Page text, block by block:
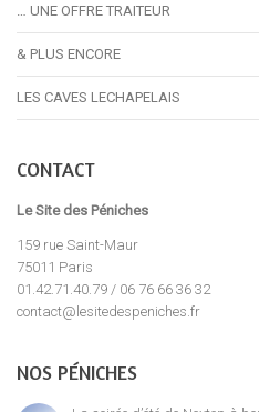
… UNE OFFRE TRAITEUR
& PLUS ENCORE
LES CAVES LECHAPELAIS
CONTACT
Le Site des Péniches
159 rue Saint-Maur
75011 Paris
01.42.71.40.79 / 06 76 66 36 32
contact@lesitedespeniches.fr
NOS PÉNICHES